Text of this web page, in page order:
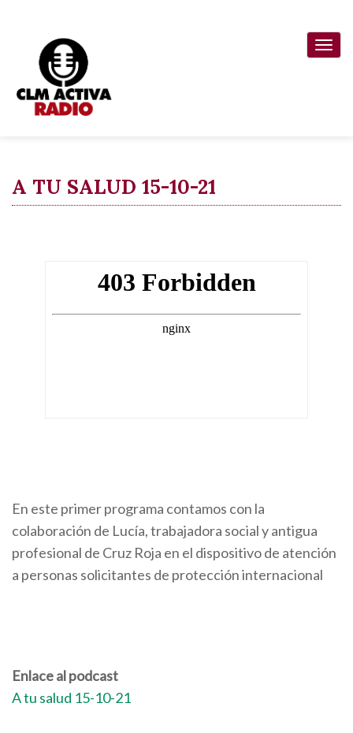
contenido
principal
A TU SALUD 15-10-21
En este primer programa contamos con la
colaboración de Lucía, trabajadora social y antigua
profesional de Cruz Roja en el dispositivo de atención
a personas solicitantes de protección internacional
Enlace al podcast
A tu salud 15-10-21